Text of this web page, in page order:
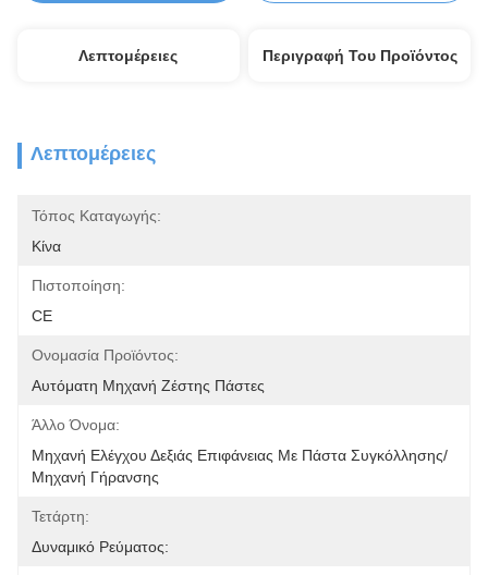
Λεπτομέρειες Περιγραφή Του Προϊόντος
Λεπτομέρειες
Τόπος Καταγωγής:
Κίνα
Πιστοποίηση:
CE
Ονομασία Προϊόντος:
Αυτόματη Μηχανή Ζέστης Πάστες
Άλλο Όνομα:
Μηχανή Ελέγχου Δεξιάς Επιφάνειας Με Πάστα Συγκόλλησης/
Μηχανή Γήρανσης
Τετάρτη:
Δυναμικό Ρεύματος: